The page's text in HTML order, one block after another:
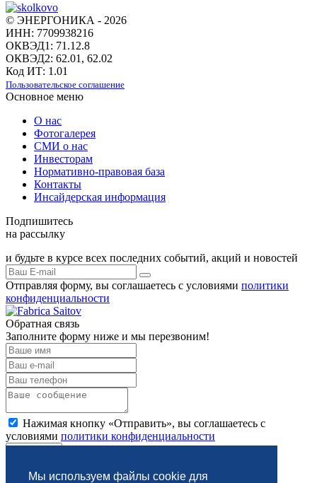
Мы используем файлы cookie для
© ЭНЕРГОНИКА - 2026
ИНН: 7709938216
ОКВЭД1: 71.12.8
ОКВЭД2: 62.01, 62.02
Код ИТ: 1.01
Пользовательское соглашение
Основное меню
О нас
Фотогалерея
СМИ о нас
Инвесторам
Нормативно-правовая база
Контакты
Инсайдерская информация
Подпишитесь
на рассылку
и будьте в курсе всех последних событий, акций и новостей
Отправляя форму, вы соглашаетесь с условиями политики
конфиденциальности
Обратная связь
Заполните форму ниже и мы перезвоним!
Нажимая кнопку «Отправить», вы соглашаетесь с
условиями политики конфиденциальности